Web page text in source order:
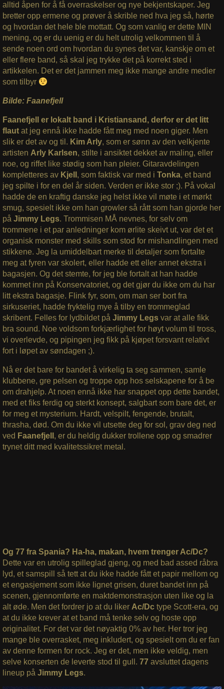
alltid åpen for å få overraskelser og nye bekjentskaper. Jeg
bretter opp ermene og prøver å skrible ned hva jeg så, hørte
og hvordan det hele ble mottatt. Og som vanlig er dette MIN
mening, og er du uenig er du helt utrolig velkommen til å
sende noen ord om hvordan du synes det var, kanskje om et
eller flere band, så skal jeg trykke det på korrekt sted i
artikkelen. Det er det jammen meg ikke mange andre medier
som tilbyr
Bilde: Faanefjell
Faanefjell er lokalt band i Kristiansand, derfor er det litt
flautat jeg ennå ikke hadde fått meg med noen giger. Men
slik er det av og til. Kim Arly, som er sønn av den velkjente
artisten Arly Karlsen, stilte i ansiktet dekket av maling, eller
noe, og riffet like stødig som han pleier. Gitaravdelingen
kompletteres av Kjell , som faktisk var med i Tonka, et band
jeg spilte i for en del år siden. Verden er ikke stor ;). På vokal
hadde de en kraftig danske jeg helst ikke vil møte i et mørkt
smug, spesielt ikke om han growler så rått som han gjorde her
på Jimmy Legs. Trommisen MÅ nevnes, for selv om
trommene i et par anledninger kom ørlite skeivt ut, var det et
organisk monster med skills som stod for mishandlingen med
stikkene. Jeg la umiddelbart merke til detaljer som fortalte
meg at fyren var skolert, eller hadde ett eller annet ekstra i
bagasjen. Og det stemte, for jeg ble fortalt at han hadde
kommet inn på Konservatoriet, og det gjør du ikke om du har
litt ekstra bagasje. Flink fyr, som, om man ser bort fra
sirkuseriet, hadde fryktelig mye å tilby en trommeglad
skribent. Felles for lydbildet på Jimmy Legs var at alle fikk
bra sound. Noe voldsom forkjærlighet for høyt volum til tross,
vi overlevde, og pipingen jeg fikk på kjøpet forsvant relativt
fort i løpet av søndagen ;).
Nå er det bare for bandet å virkelig ta seg sammen, samle
klubbene, gre pelsen og troppe opp hos selskapene for å be
om drahjelp. At noen ennå ikke har snappet opp dette bandet,
med et fiks ferdig og sterkt konsept, salgbart som bare det, er
for meg et mysterium. Hardt, velspilt, fengende, brutalt,
thrasha, død. Om du ikke vil utsette deg for sol, grav deg ned
ved Faanefjell , er du heldig dukker trollene opp og smadrer
trynet ditt med kvalitetssikret metal.
Og 77 fra Spania? Ha-ha, makan, hvem trenger Ac/Dc?
Dette var en utrolig spilleglad gjeng, og med bad assed råbra
lyd, et samspill så tett at du ikke hadde fått et papir mellom og
et engasjement som ikke lignet grisen, duret bandet inn på
scenen, gjennomførte en maktdemonstrasjon uten like og la
alt øde. Men det fordrer jo at du liker Ac/Dctype Scott-era, og
at du ikke krever at et band må tenke selv og hoste opp
originalitet. For det var det nøyaktig 0% av her. Her tror jeg
mange ble overrasket, meg inkludert, og spesielt om du er fan
av denne formen for rock. Jeg er det, men ikke veldig, men
selve konserten de leverte stod til gull. 77 avsluttet dagens
lineup på Jimmy Legs.